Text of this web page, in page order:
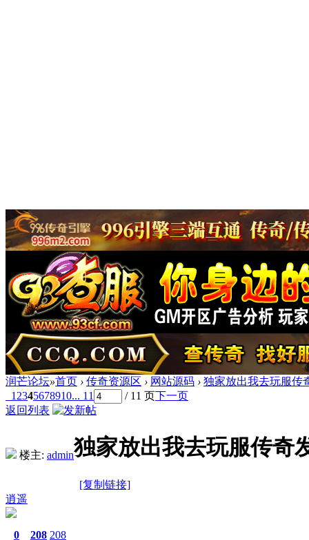
润芒论坛»首页 › 传奇资源区 › 网站源码 › 独家放出我去玩服传
1 2345678910... 11 / 11 页下一页
返回列表
楼主: admin独家放出我去玩服传奇
[复制链接]
逍遥
0 208 208